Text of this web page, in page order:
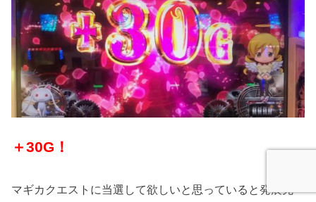
＋30G！
マギカクエストに当選して欲しいと思っていると発展先